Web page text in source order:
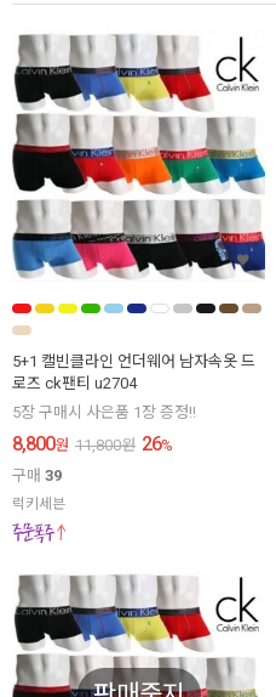
5+1 캘빈클라인 언더웨어 남자속옷 드
로즈 ck팬티 u2704
5장 구매시 사은품 1장 증정!!
8,800원 11,800원 26%
구매 39
럭키세븐